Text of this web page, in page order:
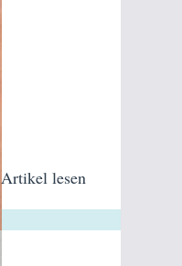
Artikel lesen